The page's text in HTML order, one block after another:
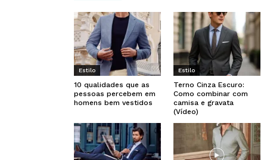
Estilo
10 qualidades que as
pessoas percebem em
homens bem vestidos
Estilo
Terno Cinza Escuro:
Como combinar com
camisa e gravata
(Vídeo)